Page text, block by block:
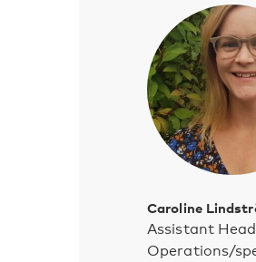
Caroline
Assistant
Operations/